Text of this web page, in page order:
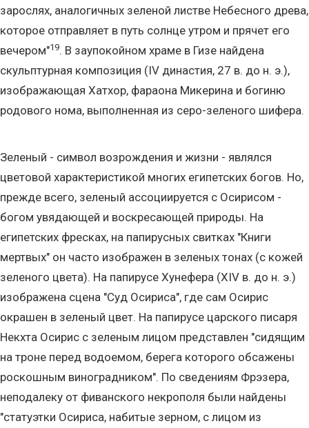
зарослях, аналогичных зеленой листве Небесного древа,
которое отправляет в путь солнце утром и прячет его
вечером"19. В заупокойном храме в Гизе найдена
скульптурная композиция (IV династия, 27 в. до н. э.),
изображающая Хатхор, фараона Микерина и богиню
родового нома, выполненная из серо-зеленого шифера.
Зеленый - символ возрождения и жизни - являлся
цветовой характеристикой многих египетских богов. Но,
прежде всего, зеленый ассоциируется с Осирисом -
богом увядающей и воскресающей природы. На
египетских фресках, на папирусных свитках "Книги
мертвых" он часто изображен в зеленых тонах (с кожей
зеленого цвета). На папирусе Хунефера (XIV в. до н. э.)
изображена сцена "Суд Осириса", где сам Осирис
окрашен в зеленый цвет. На папирусе царского писаря
Некхта Осирис с зеленым лицом представлен "сидящим
на троне перед водоемом, берега которого обсажены
роскошным виноградником". По сведениям Фрэзера,
неподалеку от фиванского некрополя были найдены
"статуэтки Осириса, набитые зерном, с лицом из